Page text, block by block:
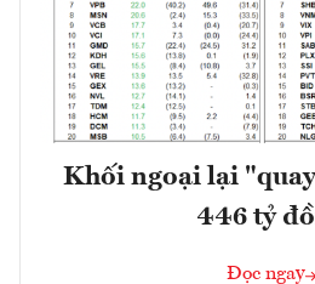
Khối ngoại lại
446 tỷ
Đọc ngay